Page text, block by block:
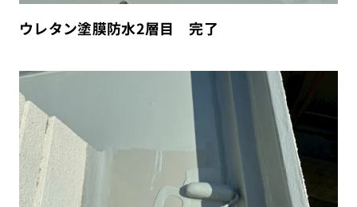
ウレタン塗膜防水2層目 完了